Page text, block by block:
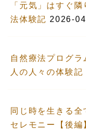
「元気」はすぐ
法体験記 2026-
自然療法プログ
人の人々の体験記
同じ時を生きる
セレモニー【後編